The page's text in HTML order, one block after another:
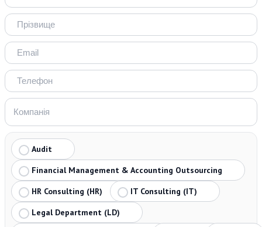
Audit
Financial Management & Accounting Outsourcing
HR Consulting (HR)
IT Consulting (IT)
Legal Department (LD)